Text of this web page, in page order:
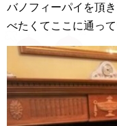
バノフィーパイを頂
べたくてここに通っ